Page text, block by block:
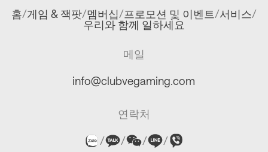
홈/게임 & 잭팟/멤버십/프로모션 및 이벤트/서비스/
우리와 함께 일하세요
메일
info@clubvegaming.com
연락처
/ / / /